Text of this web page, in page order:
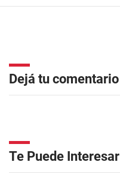
Dejá tu comentario
Te Puede Interesar